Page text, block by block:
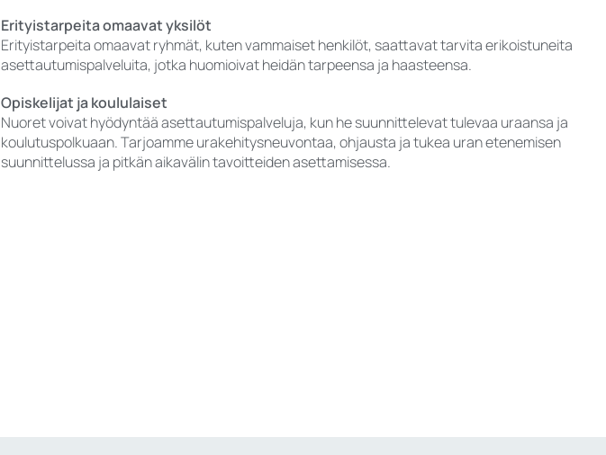
Erityistarpeita omaavat yksilöt
Erityistarpeita omaavat ryhmät, kuten vammaiset henkilöt, saattavat tarvita erikoistuneita
asettautumispalveluita, jotka huomioivat heidän tarpeensa ja haasteensa.
Opiskelijat ja koululaiset
Nuoret voivat hyödyntää asettautumispalveluja, kun he suunnittelevat tulevaa uraansa ja
koulutuspolkuaan. Tarjoamme urakehitysneuvontaa, ohjausta ja tukea uran etenemisen
suunnittelussa ja pitkän aikavälin tavoitteiden asettamisessa.